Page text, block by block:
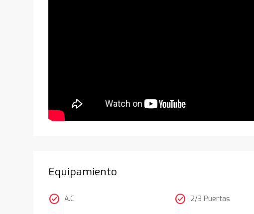
Equipamiento
check_circle A.C check_circle 2/3 Puertas